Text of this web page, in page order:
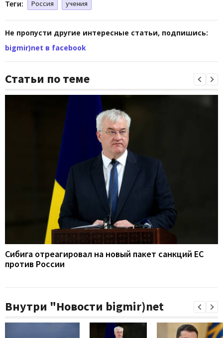
Теги: Россия учения
Не пропусти другие интересные статьи, подпишись:
bigmir)net в facebook
Статьи по теме
Сибига отреагировал на новый пакет санкций ЕС
против России
Внутри "Новости bigmir)net